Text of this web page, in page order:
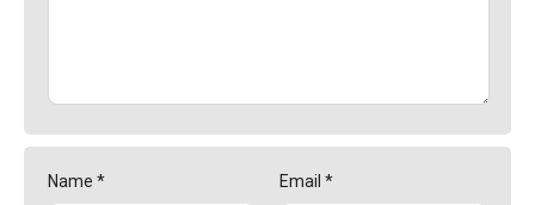
Name * Email *